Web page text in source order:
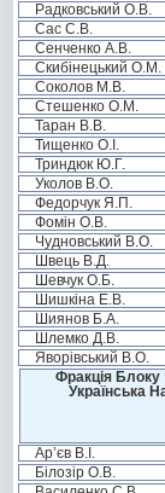
Радковський О.В.
Сас С.В.
Сенченко А.В.
Скибінецький О.М.
Соколов М.В.
Стешенко О.М.
Таран В.В.
Тищенко О.І.
Триндюк Ю.Г.
Уколов В.О.
Федорчук Я.П.
Фомін О.В.
Чудновський В.О.
Швець В.Д.
Шевчук О.Б.
Шишкіна Е.В.
Шиянов Б.А.
Шлемко Д.В.
Яворівський В.О.
Фракція Блоку
Українська
Ар’єв В.І.
Білозір О.В.